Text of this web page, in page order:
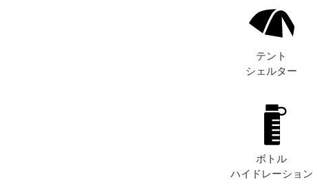
テント
シェルター
ボトル
ハイドレーション